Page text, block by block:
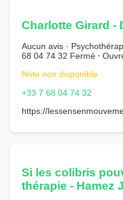
Charlotte Girard -
Aucun avis ·
68 04 74 32 Fermé ⋅
Note non disponible
+33 7 68 04 74 32
https://
Si les colibris
thérapie - Hamez